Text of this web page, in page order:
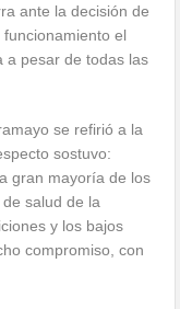
ante la decisión de
el
a pesar de todas las
se refirió a la
sostuvo:
gran mayoría de los
salud de la
y los bajos
compromiso, con